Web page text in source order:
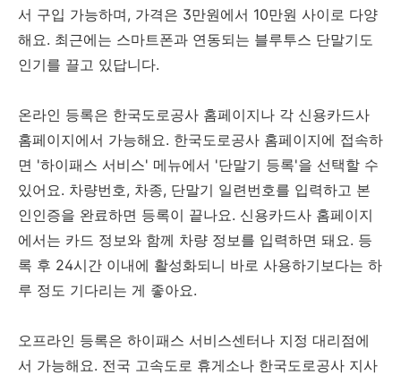
서 구입 가능하며, 가격은 3만원에서 10만원 사이로 다양
해요. 최근에는 스마트폰과 연동되는 블루투스 단말기도
인기를 끌고 있답니다.
온라인 등록은 한국도로공사 홈페이지나 각 신용카드사
홈페이지에서 가능해요. 한국도로공사 홈페이지에 접속하
면 '하이패스 서비스' 메뉴에서 '단말기 등록'을 선택할 수
있어요. 차량번호, 차종, 단말기 일련번호를 입력하고 본
인인증을 완료하면 등록이 끝나요. 신용카드사 홈페이지
에서는 카드 정보와 함께 차량 정보를 입력하면 돼요. 등
록 후 24시간 이내에 활성화되니 바로 사용하기보다는 하
루 정도 기다리는 게 좋아요.
오프라인 등록은 하이패스 서비스센터나 지정 대리점에
서 가능해요. 전국 고속도로 휴게소나 한국도로공사 지사